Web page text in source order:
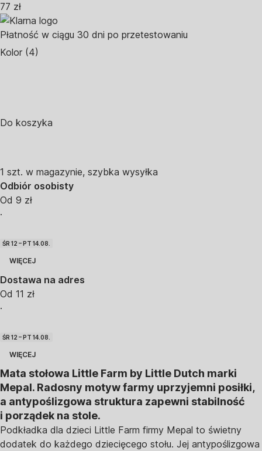
77 zł
Płatność w ciągu 30 dni po przetestowaniu
Kolor (4)
Do koszyka
1 szt. w magazynie, szybka wysyłka
Odbiór osobisty
Od 9 zł
·
ŚR 12 – PT 14.08.
WIĘCEJ
Dostawa na adres
Od 11 zł
·
ŚR 12 – PT 14.08.
WIĘCEJ
Mata stołowa Little Farm by Little Dutch marki
Mepal. Radosny motyw farmy uprzyjemni posiłki,
a antypoślizgowa struktura zapewni stabilność
i porządek na stole.
Podkładka dla dzieci Little Farm firmy Mepal to świetny
dodatek do każdego dziecięcego stołu. Jej antypoślizgowa